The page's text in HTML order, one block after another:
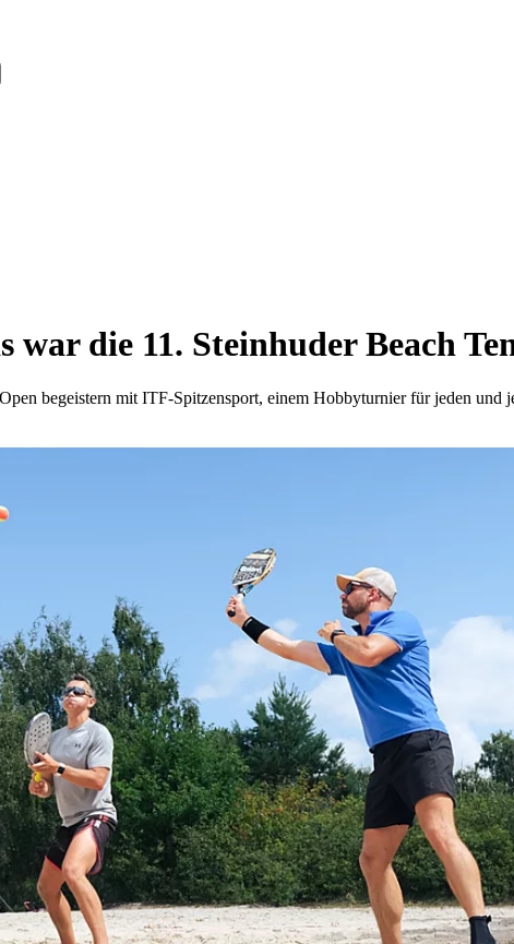
war die 11. Steinhuder Beach
begeistern mit ITF-Spitzensport, einem Hobbyturnier für jeden und